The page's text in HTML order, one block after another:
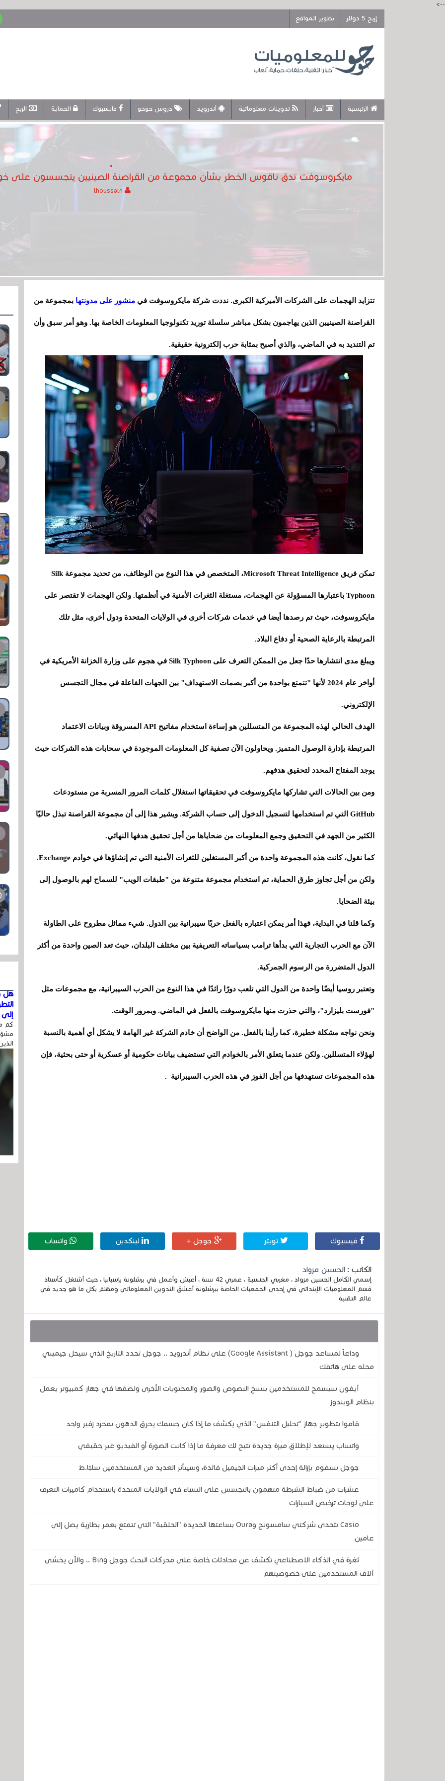
-->
إربح 5 دولار
تطوير المواقع
الرئيسية أخبار تدوينات معلوماتية أندرويد دروس حوحو فايسبوك الحماية الربح
مايكروسوفت تدق ناقوس الخطر بشأن مجموعة من القراصنة الصينيين يتجسسون على
تتزايد الهجمات على الشركات الأميركية الكبرى. نددت شركة مايكروسوفت في منشور على مدونتها بمجموعة من
القراصنة الصينيين الذين يهاجمون بشكل مباشر سلسلة توريد تكنولوجيا المعلومات الخاصة بها. وهو أمر سبق وأن
تم التنديد به في الماضي، والذي أصبح بمثابة حرب إلكترونية حقيقية.
تمكن فريق Microsoft Threat Intelligence، المتخصص في هذا النوع من الوظائف، من تحديد مجموعة Silk
Typhoon باعتبارها المسؤولة عن الهجمات، مستغلة الثغرات الأمنية في أنظمتها. ولكن الهجمات لا تقتصر على
مايكروسوفت، حيث تم رصدها أيضا في خدمات شركات أخرى في الولايات المتحدة ودول أخرى، مثل تلك
المرتبطة بالرعاية الصحية أو دفاع البلاد.
ويبلغ مدى انتشارها حدًا جعل من الممكن التعرف على Silk Typhoon في هجوم على وزارة الخزانة الأمريكية في
أواخر عام 2024 لأنها "تتمتع بواحدة من أكبر بصمات الاستهداف" بين الجهات الفاعلة في مجال التجسس
الإلكتروني.
الهدف الحالي لهذه المجموعة من المتسللين هو إساءة استخدام مفاتيح API المسروقة وبيانات الاعتماد
المرتبطة بإدارة الوصول المتميز. ويحاولون الآن تصفية كل المعلومات الموجودة في سحابات هذه الشركات حيث
يوجد المفتاح المحدد لتحقيق هدفهم.
ومن بين الحالات التي تشاركها مايكروسوفت في تحقيقاتها استغلال كلمات المرور المسربة من مستودعات
GitHub التي تم استخدامها لتسجيل الدخول إلى حساب الشركة. ويشير هذا إلى أن مجموعة القراصنة تبذل حاليًا
الكثير من الجهد في التحقيق وجمع المعلومات من ضحاياها من أجل تحقيق هدفها النهائي.
كما نقول، كانت هذه المجموعة واحدة من أكبر المستغلين للثغرات الأمنية التي تم إنشاؤها في خوادم Exchange.
ولكن من أجل تجاوز طرق الحماية، تم استخدام مجموعة متنوعة من "طبقات الويب" للسماح لهم بالوصول إلى
بيئة الضحايا.
وكما قلنا في البداية، فهذا أمر يمكن اعتباره بالفعل حربًا سيبرانية بين الدول. شيء مماثل مطروح على الطاولة
الآن مع الحرب التجارية التي بدأها ترامب بسياساته التعريفية بين مختلف البلدان، حيث تعد الصين واحدة من أكثر
الدول المتضررة من الرسوم الجمركية.
وتعتبر روسيا أيضًا واحدة من الدول التي تلعب دورًا رائدًا في هذا النوع من الحرب السيبرانية، مع مجموعات مثل
"فورست بليزارد"، والتي حذرت منها مايكروسوفت بالفعل في الماضي. وبمرور الوقت.
ونحن نواجه مشكلة خطيرة، كما رأينا بالفعل. من الواضح أن خادم الشركة غير الهامة لا يشكل أي أهمية بالنسبة
لهؤلاء المتسللين. ولكن عندما يتعلق الأمر بالخوادم التي تستضيف بيانات حكومية أو عسكرية أو حتى بحثية، فإن
هذه المجموعات تستهدفها من أجل الفوز في هذه الحرب السيبرانية .
فيسبوك تويتر جوجل + لينكدين واتساب
الكاتب : الحسين مزواد
إسمي الكامل الحسين مزواد ، مغربي الجنسية ، عمري 42 سنة ، أعيش وأعمل في برشلونة بإسبانيا ، حيث أشتغل كأستاذ
قسم المعلوميات الإبتدائي في إحدى الجمعيات الخاصة ببرشلونة أعشق التدوين المعلوماتي ومهتم بكل ما هو جديد في
عالم التقنية
وداعاً لمساعد جوجل ( Google Assistant) على نظام أندرويد .. جوجل تحدد التاريخ الذي سيحل جيميني
محله على هاتفك
آيفون سيسمح للمستخدمين بنسخ النصوص والصور والمحتويات الأخرى ولصقها في جهاز كمبيوتر يعمل
بنظام الويندوز
قاموا بتطوير جهاز "تحليل التنفس" الذي يكشف ما إذا كان جسمك يحرق الدهون بمجرد زفير واحد
واتساب يستعد لإطلاق ميزة جديدة تتيح لك معرفة ما إذا كانت الصورة أو الفيديو غير حقيقي
جوجل ستقوم بإزالة إحدى أكثر ميزات الجيميل فائدة، وسيتأثر العديد من المستخدمين سلبًا.ط
عشرات من ضباط الشرطة متهمون بالتجسس على النساء في الولايات المتحدة باستخدام كاميرات التعرف
على لوحات ترخيص السيارات
Casio تتحدى شركتي سامسونج وOura بساعتها الجديدة "الحلقية" التي تتمتع بعمر بطارية يصل إلى
عامين
ثغرة في الذكاء الاصطناعي تكشف عن محادثات خاصة على محركات البحث جوجل Bing .. والآن يخشى
آلاف المستخدمين على خصوصيتهم
هل
إلى
كم